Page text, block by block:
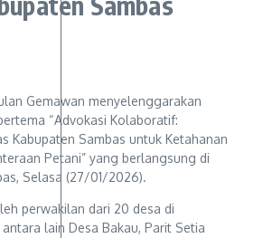
Gemawan menyelenggarakan
“Advokasi Kolaboratif:
Kabupaten Sambas untuk Ketahanan
Petani” yang berlangsung di
Selasa (27/01/2026).
perwakilan dari 20 desa di
lain Desa Bakau, Parit Setia